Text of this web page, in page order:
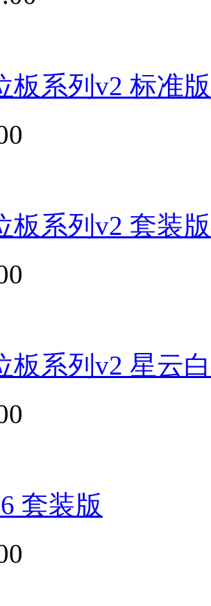
板系列v2 标准版
板系列v2 套装版
板系列v2 星云白
套装版